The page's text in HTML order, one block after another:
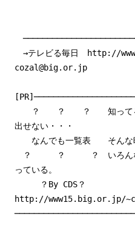
憎しみに微
→テレビる毎日 http://
cozal@big.or.jp
？ ？ ？ 知ってるはず
出せない・・・
なんでも一覧表 そんな時
？ ？ ？ いろんなデー
っている。
？By CDS？
http://www15.big.or.jp/